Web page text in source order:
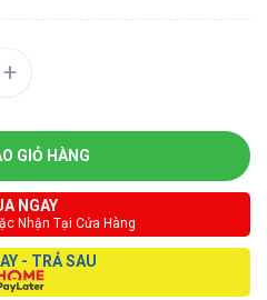
+
GIỎ HÀNG
NGAY
Nhận Tại Cửa Hàng
- TRẢ SAU